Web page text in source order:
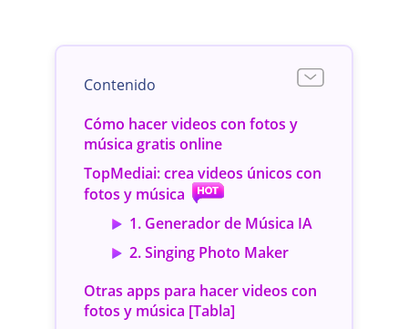
Contenido
Cómo hacer videos con fotos y
música gratis online
TopMediai: crea videos únicos con
fotos y música
1. Generador de Música IA
2. Singing Photo Maker
Otras apps para hacer videos con
fotos y música [Tabla]